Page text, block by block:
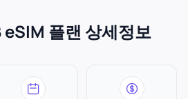
eSIM 플랜 상세정보